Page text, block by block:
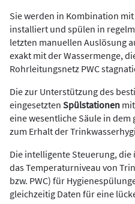
Sie werden in Kombination
installiert und spülen in
letzten manuellen Auslösung
exakt mit der Wassermenge,
Rohrleitungsnetz PWC
Die zur Unterstützung des
eingesetzten Spülstationen
eine wesentliche Säule in
zum Erhalt der
Die intelligente Steuerung,
das Temperaturniveau von
bzw. PWC) für
gleichzeitig Daten für eine